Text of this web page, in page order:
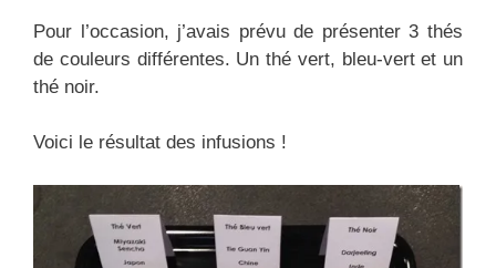
Pour l’occasion, j’avais prévu de présenter 3 thés
de couleurs différentes. Un thé vert, bleu-vert et un
thé noir.
Voici le résultat des infusions !